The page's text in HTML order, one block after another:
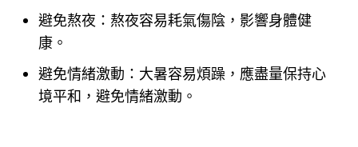
避免熬夜：熬夜容易耗氣傷陰，影響身體健
康。
避免情緒激動：大暑容易煩躁，應盡量保持心
境平和，避免情緒激動。